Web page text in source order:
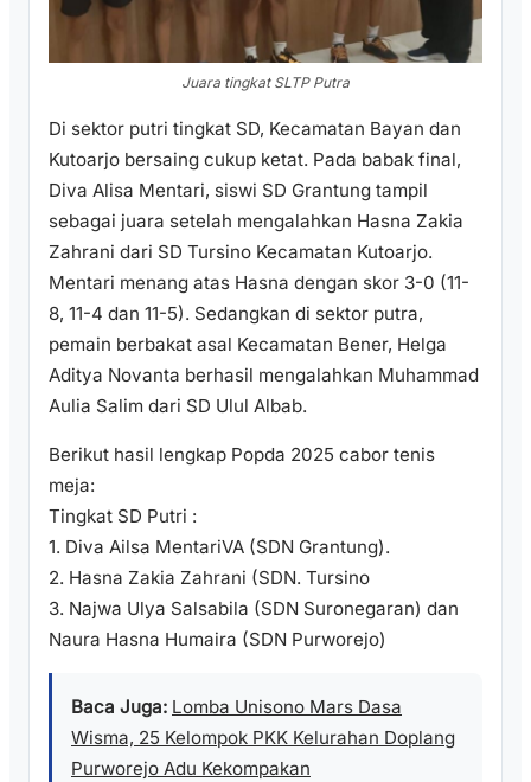
Juara tingkat SLTP Putra
Di sektor putri tingkat SD, Kecamatan Bayan dan
Kutoarjo bersaing cukup ketat. Pada babak final,
Diva Alisa Mentari, siswi SD Grantung tampil
sebagai juara setelah mengalahkan Hasna Zakia
Zahrani dari SD Tursino Kecamatan Kutoarjo.
Mentari menang atas Hasna dengan skor 3-0 (11-
8, 11-4 dan 11-5). Sedangkan di sektor putra,
pemain berbakat asal Kecamatan Bener, Helga
Aditya Novanta berhasil mengalahkan Muhammad
Aulia Salim dari SD Ulul Albab.
Berikut hasil lengkap Popda 2025 cabor tenis
meja:
Tingkat SD Putri :
1. Diva Ailsa MentariVA (SDN Grantung).
2. Hasna Zakia Zahrani (SDN. Tursino
3. Najwa Ulya Salsabila (SDN Suronegaran) dan
Naura Hasna Humaira (SDN Purworejo)
Baca Juga: Lomba Unisono Mars Dasa
Wisma, 25 Kelompok PKK Kelurahan Doplang
Purworejo Adu Kekompakan